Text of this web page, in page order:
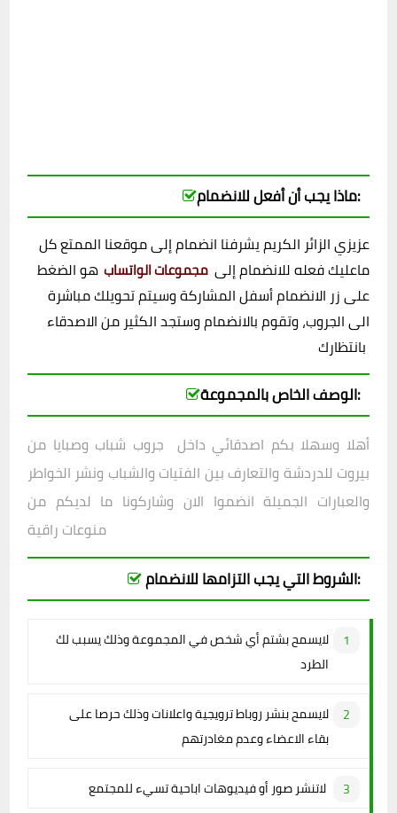
ماذا يجب أن أفعل للانضمام:
عزيزي الزائر الكريم يشرفنا انضمام إلى موقعنا الممتع كل
ماعليك فعله للانضمام إلى مجموعات الواتساب هو الضغط
على زر الانضمام أسفل المشاركة وسيتم تحويلك مباشرة
الى الجروب، وتقوم بالانضمام وستجد الكثير من الاصدقاء
الوصف الخاص بالمجموعة:
أهلا وسهلا بكم اصدقائي داخل جروب شباب وصبايا من
بيروت للدردشة والتعارف بين الفتيات والشباب ونشر الخواطر
والعبارات الجميلة انضموا الان وشاركونا ما لديكم من
الشروط التي يجب التزامها للانضمام:
لايسمح بشتم أي شخص في المجموعة وذلك يسبب لك
الطرد
لايسمح بنشر روباط ترويجية واعلانات وذلك حرصا على
بقاء الاعضاء وعدم مغادرتهم